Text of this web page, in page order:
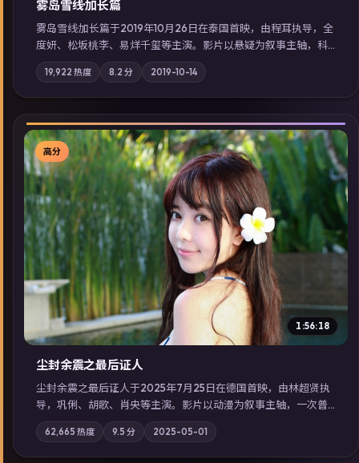
雾岛雪线·加长篇
雾岛雪线·加长篇于2019年10月26日在泰国首映，由程耳执导，全
度妍、松坂桃李、易烊千玺等主演。影片以悬疑为叙事主轴，科
技与人性的边界在实验事故后逐渐模糊；摄影与配乐强化地域气
质；站内亦可通过「国产免费观看高清电视剧在线看」延展检索
同类型高分佳作，畅享高清在线追剧体验。
19,922 热度 8.2 分 2019-10-14
▶
高分
1:56:18
尘封余震之最后证人
尘封余震之最后证人于2025年7月25日在德国首映，由林超贤执
导，巩俐、胡歌、肖央等主演。影片以动漫为叙事主轴，一次普
通通勤演变成全城关注的生死营救；摄影与配乐强化地域气质；
站内亦可通过「国产免费观看高清电视剧在线看」延展检索同类
型高分佳作，畅享高清在线追剧体验。
62,665 热度 9.5 分 2025-05-01